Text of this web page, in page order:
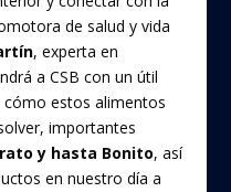
de salud y vida
, experta en
a CSB con un útil
estos alimentos
importantes
y hasta Bonito, así
en nuestro día a